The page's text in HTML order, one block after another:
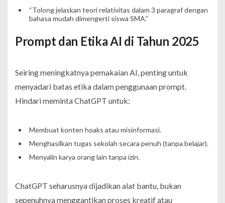
“Tolong jelaskan teori relativitas dalam 3 paragraf dengan
bahasa mudah dimengerti siswa SMA.”
Prompt dan Etika AI di Tahun 2025
Seiring meningkatnya pemakaian AI, penting untuk
menyadari batas etika dalam penggunaan prompt.
Hindari meminta ChatGPT untuk:
Membuat konten hoaks atau misinformasi.
Menghasilkan tugas sekolah secara penuh (tanpa belajar).
Menyalin karya orang lain tanpa izin.
ChatGPT seharusnya dijadikan alat bantu, bukan
sepenuhnya menggantikan proses kreatif atau